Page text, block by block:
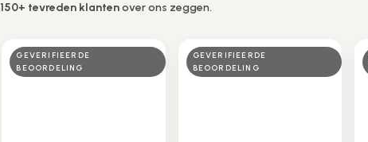
150+ tevreden klantenover ons zeggen.
GEVERIFIEERDE
BEOORDELING
GEVERIFIEERDE
BEOORDELING